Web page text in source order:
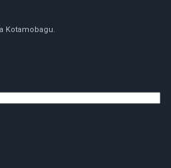
Kotamobagu.